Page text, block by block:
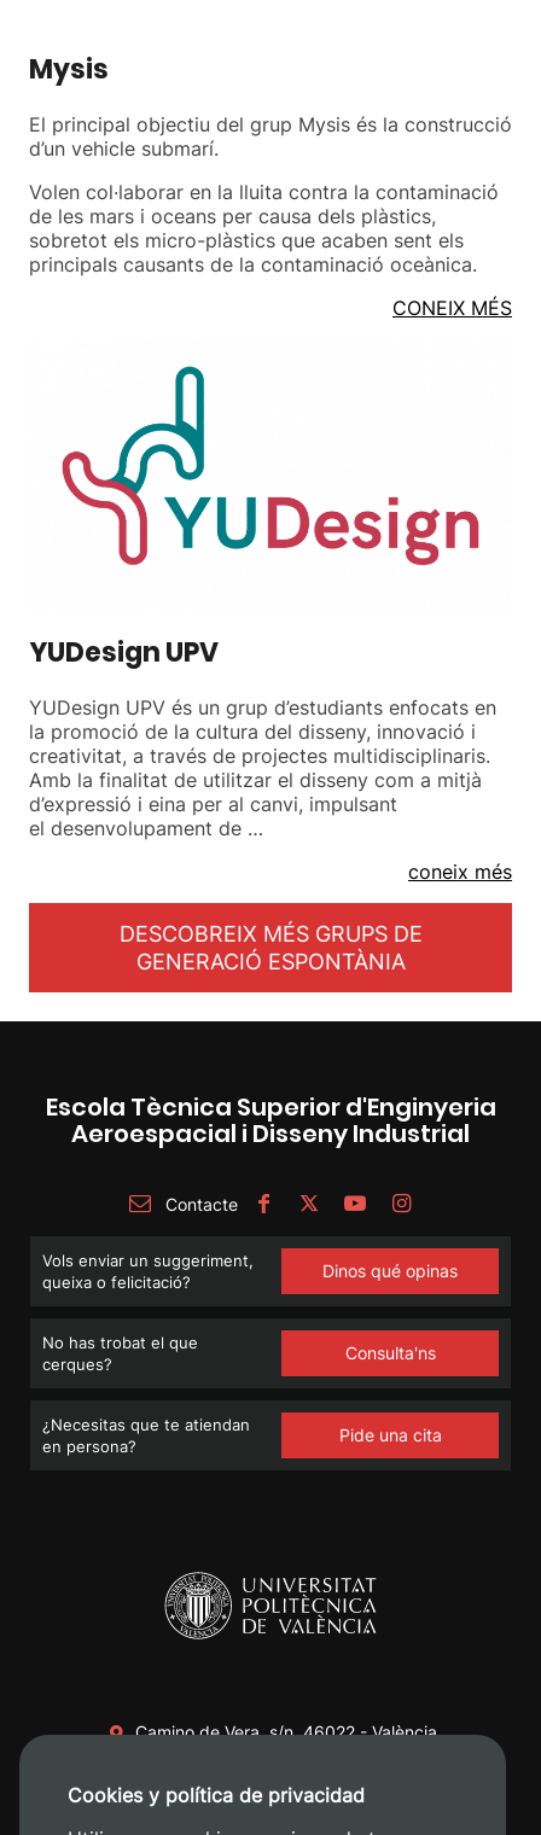
Mysis
El principal objectiu del grup Mysis és la construcció
d’un vehicle submarí.
Volen col·laborar en la lluita contra la contaminació
de les mars i oceans per causa dels plàstics,
sobretot els micro-plàstics que acaben sent els
principals causants de la contaminació oceànica.
CONEIX MÉS
YUDesign UPV
YUDesign UPV és un grup d’estudiants enfocats en
la promoció de la cultura del disseny, innovació i
creativitat, a través de projectes multidisciplinaris.
Amb la finalitat de utilitzar el disseny com a mitjà
d’expressió i eina per al canvi, impulsant
el desenvolupament de …
coneix més
DESCOBREIX MÉS GRUPS DE
GENERACIÓ ESPONTÀNIA
Escola Tècnica Superior d'Enginyeria
Aeroespacial i Disseny Industrial
Contacte
Vols enviar un suggeriment,
queixa o felicitació?
Dinos qué opinas
No has trobat el que
cerques?
Consulta'ns
¿Necesitas que te atiendan
en persona?
Pide una cita
Camino de Vera, s/n. 46022 - València
+34 620 04 00 50
Cookies y política de privacidad